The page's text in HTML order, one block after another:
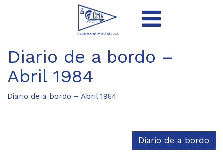
Diario de a bordo –
Abril 1984
Diario de a bordo – Abril 1984
Diario de a bordo